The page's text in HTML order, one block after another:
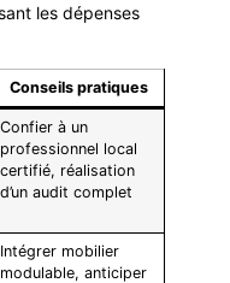
les dépenses
Conseils pratiques
Confier à un
professionnel local
certifié, réalisation
d’un audit complet
Intégrer mobilier
modulable, anticiper